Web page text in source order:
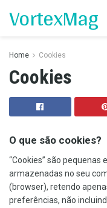
VortexMag
Home Cookies
Cookies
O que são cookies?
“Cookies” são
armazenadas no seu
(browser), retendo
preferências, não